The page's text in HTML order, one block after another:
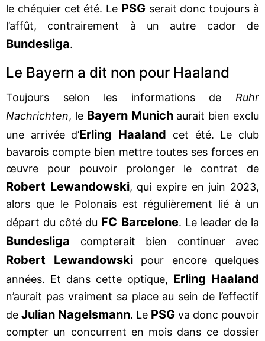
le chéquier cet été. Le PSGserait donc toujours à
l’affût, contrairement à un autre cador de
Bundesliga.
Le Bayern a dit non pour Haaland
Toujours selon les informations de Ruhr
Nachrichten, le Bayern Munichaurait bien exclu
une arrivée d’Erling Haaland cet été. Le club
bavarois compte bien mettre toutes ses forces en
œuvre pour pouvoir prolonger le contrat de
Robert Lewandowski, qui expire en juin 2023,
alors que le Polonais est régulièrement lié à un
départ du côté du FC Barcelone. Le leader de la
Bundesliga compterait bien continuer avec
Robert Lewandowskipour encore quelques
années. Et dans cette optique, Erling Haaland
n’aurait pas vraiment sa place au sein de l’effectif
de Julian Nagelsmann. Le PSG va donc pouvoir
compter un concurrent en mois dans ce dossier